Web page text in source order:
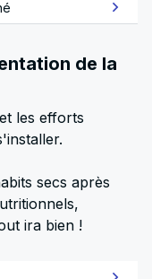
de la
les efforts
secs après
ira bien !